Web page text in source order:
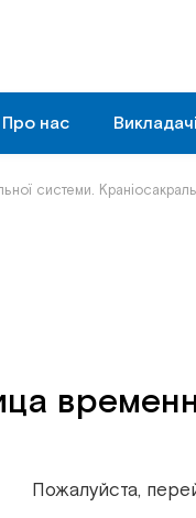
Про нас Викладачі
системи.
Пожалуйста,